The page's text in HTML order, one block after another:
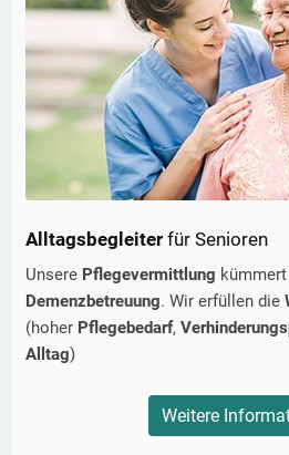
Alltagsbegleiter für Senioren
Unsere Pflegevermittlung
Demenzbetreuung. Wir erfüllen die
(hoher Pflegebedarf,
Alltag)
Weitere